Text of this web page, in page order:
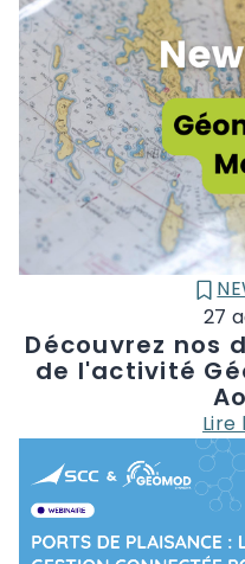
Découvrez nos
de l'activité
Lire
27